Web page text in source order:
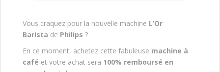
Vous craquez pour la nouvelle machine L’Or
Barista de Philips ?
En ce moment, achetez cette fabuleuse machine à
café et votre achat sera 100% remboursé en